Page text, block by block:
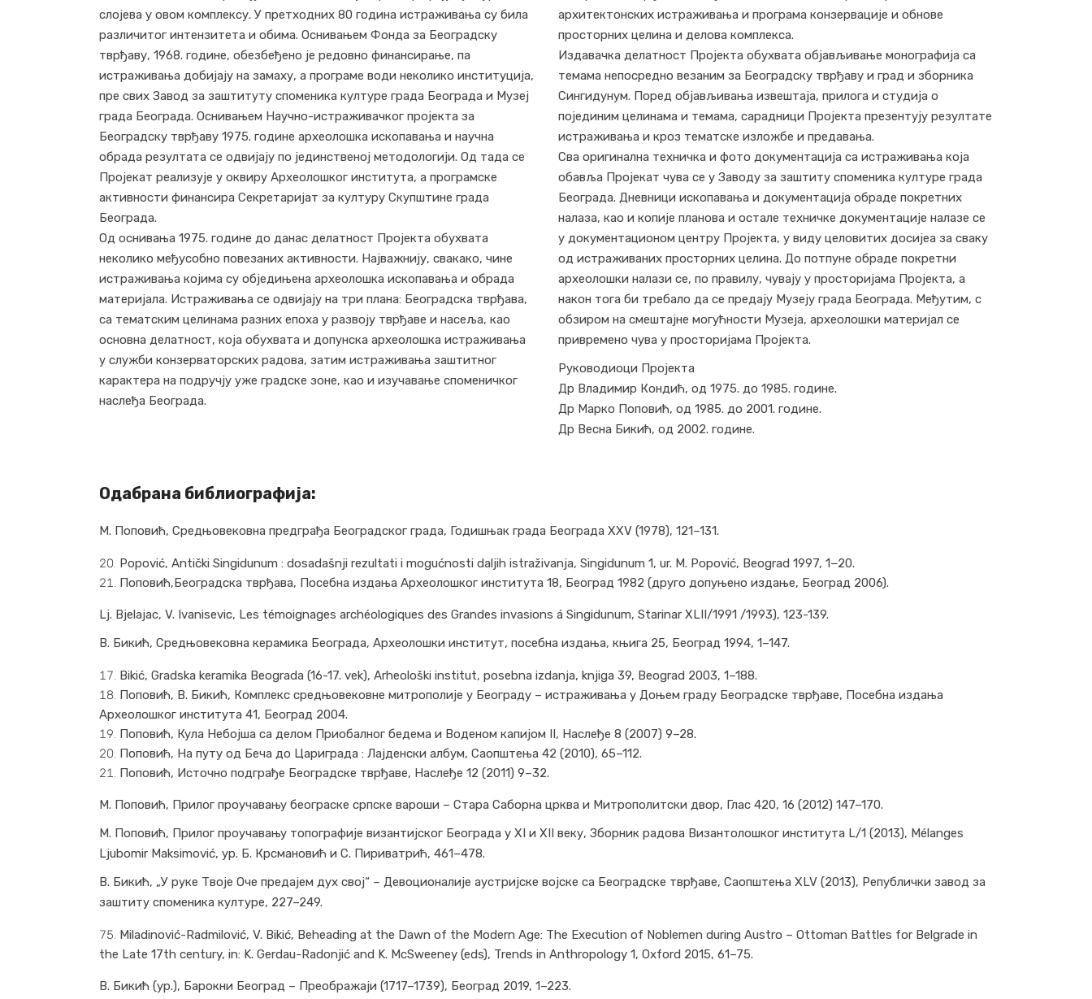
слојева у овом комплексу. У претходних 80 година истраживања су била
различитог интензитета и обима. Оснивањем Фонда за Београдску
тврђаву, 1968. године, обезбеђено је редовно финансирање, па
истраживања добијају на замаху, а програме води неколико институција,
пре свих Завод за заштитуту споменика културе града Београда и Музеј
града Београда. Оснивањем Научно-истраживачког пројекта за
Београдску тврђаву 1975. године археолошка ископавања и научна
обрада резултата се одвијају по јединственој методологији. Од тада се
Пројекат реализује у оквиру Археолошког института, а програмске
активности финансира Секретаријат за културу Скупштине града
Београда.
Од оснивања 1975. године до данас делатност Пројекта обухвата
неколико међусобно повезаних активности. Најважнију, свакако, чине
истраживања којима су обједињена археолошка ископавања и обрада
материјала. Истраживања се одвијају на три плана: Београдска тврђава,
са тематским целинама разних епоха у развоју тврђаве и насеља, као
основна делатност, која обухвата и допунска археолошка истраживања
у служби конзерваторских радова, затим истраживања заштитног
карактера на подручју уже градске зоне, као и изучавање споменичког
наслеђа Београда.
архитектонских истраживања и програма конзервације и обнове
просторних целина и делова комплекса.
Издавачка делатност Пројекта обухвата објављивање монографија са
темама непосредно везаним за Београдску тврђаву и град и зборника
Сингидунум. Поред објављивања извештаја, прилога и студија о
појединим целинама и темама, сарадници Пројекта презентују резултате
истраживања и кроз тематске изложбе и предавања.
Сва оригинална техничка и фото документација са истраживања која
обавља Пројекат чува се у Заводу за заштиту споменика културе града
Београда. Дневници ископавања и документација обраде покретних
налаза, као и копије планова и остале техничке документације налазе се
у документационом центру Пројекта, у виду целовитих досијеа за сваку
од истраживаних просторних целина. До потпуне обраде покретни
археолошки налази се, по правилу, чувају у просторијама Пројекта, а
након тога би требало да се предају Музеју града Београда. Међутим, с
обзиром на смештајне могућности Музеја, археолошки материјал се
привремено чува у просторијама Пројекта.
Руководиоци Пројекта
Др Владимир Кондић, од 1975. до 1985. године.
Др Марко Поповић, од 1985. до 2001. године.
Др Весна Бикић, од 2002. године.
Одабрана библиографија:
М. Поповић, Средњовековна предграђа Београдског града, Годишњак града Београда XXV (1978), 121–131.
Popović, Antički Singidunum : dosadašnji rezultati i mogućnosti daljih istraživanja, Singidunum 1, ur. M. Popović, Beograd 1997, 1−20.
Поповић,Београдска тврђава, Посебна издања Археолошког института 18, Београд 1982 (друго допуњено издање, Београд 2006).
Lj. Bjelajac, V. Ivanisevic, Les témoignages archéologiques des Grandes invasions á Singidunum, Starinar XLII/1991 /1993), 123-139.
В. Бикић, Средњовековна керамика Београда, Археолошки институт, посебна издања, књига 25, Београд 1994, 1–147.
Bikić, Gradska keramika Beograda (16-17. vek), Arheološki institut, posebna izdanja, knjiga 39, Beograd 2003, 1–188.
Поповић, В. Бикић, Комплекс средњовековне митрополије у Београду – истраживања у Доњем граду Београдске тврђаве, Посебна издања
Археолошког института 41, Београд 2004.
Поповић, Кула Небојша ca делом Приобалног бедема и Воденом капијом II, Наслеђе 8 (2007) 9–28.
Поповић, На путу од Беча до Цариграда : Лајденски албум, Саопштења 42 (2010), 65–112.
Поповић, Источно подграђе Београдске тврђаве, Наслеђе 12 (2011) 9–32.
М. Поповић, Прилог проучавању београске српске вароши – Стара Саборна црква и Митрополитски двор, Глас 420, 16 (2012) 147–170.
М. Поповић, Прилог проучавању топографије византијског Београда у XI и XII веку, Зборник радова Византолошког института L/1 (2013), Mélanges
Ljubomir Maksimović, ур. Б. Крсмановић и С. Пириватрић, 461–478.
В. Бикић, „У руке Твоје Оче предајем дух свој“ – Девоционалије аустријске војске са Београдске тврђаве, Саопштења XLV (2013), Републички завод за
заштиту споменика културе, 227–249.
Miladinović-Radmilović, V. Bikić, Beheading at the Dawn of the Modern Age: The Execution of Noblemen during Austro – Ottoman Battles for Belgrade in
the Late 17th century, in: K. Gerdau-Radonjić and K. McSweeney (eds), Trends in Anthropology 1, Oxford 2015, 61–75.
В. Бикић (ур.), Барокни Београд – Преображаји (1717–1739), Београд 2019, 1–223.